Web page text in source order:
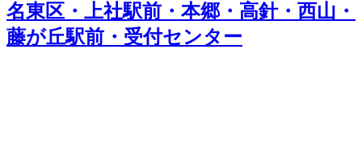
名東区・上社駅前・本郷・高針・西山・
藤が丘駅前・受付センター